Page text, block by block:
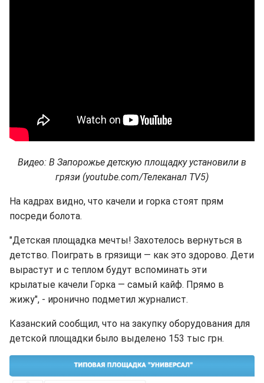
Видео: В Запорожье детскую площадку установили в
грязи (youtube.com/Телеканал TV5)
На кадрах видно, что качели и горка стоят прям
посреди болота.
"Детская площадка мечты! Захотелось вернуться в
детство. Поиграть в грязищи — как это здорово. Дети
вырастут и с теплом будут вспоминать эти
крылатые качели Горка — самый кайф. Прямо в
жижу", - иронично подметил журналист.
Казанский сообщил, что на закупку оборудования для
детской площадки было выделено 153 тыс грн.